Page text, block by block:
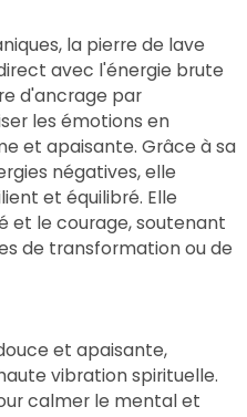
la pierre de lave
avec l'énergie brute
d'ancrage par
les émotions en
et apaisante. Grâce à sa
négatives, elle
et équilibré. Elle
et le courage, soutenant
de transformation ou de
et apaisante,
vibration spirituelle.
calmer le mental et